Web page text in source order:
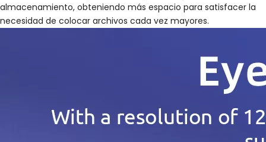
almacenamiento, obteniendo más espacio para satisfacer la
necesidad de colocar archivos cada vez mayores.